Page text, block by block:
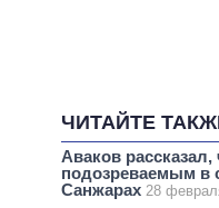
ЧИТАЙТЕ
Аваков рассказал,
подозреваемым в
Санжарах 28